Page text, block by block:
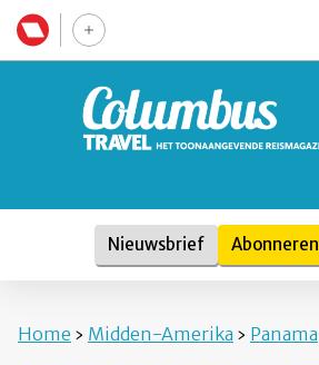
Nieuwsbrief Abonneren
Home › Midden-Amerika › Panama